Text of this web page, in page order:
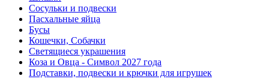
Сосульки и подвески
Пасхальные яйца
Бусы
Кошечки, Собачки
Светящиеся украшения
Коза и Овца - Символ 2027 года
Подставки, подвески и крючки для игрушек